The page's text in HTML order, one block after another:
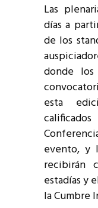
Las
días a
de los
donde
esta
evento, y
recibirán
estadías y
la Cumbre